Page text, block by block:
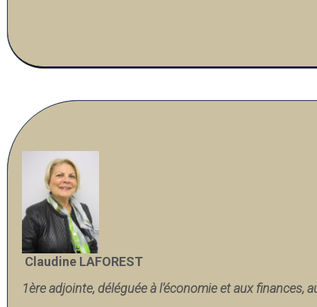
Claudine LAFOREST
1ère adjointe, déléguée à l’économie et aux